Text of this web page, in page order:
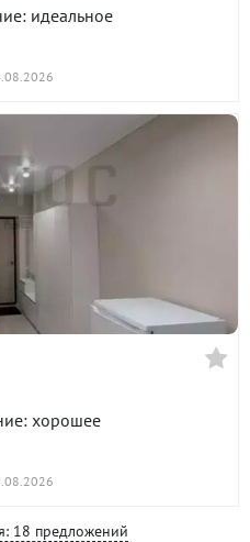
идеальное
хорошее
18 предложений